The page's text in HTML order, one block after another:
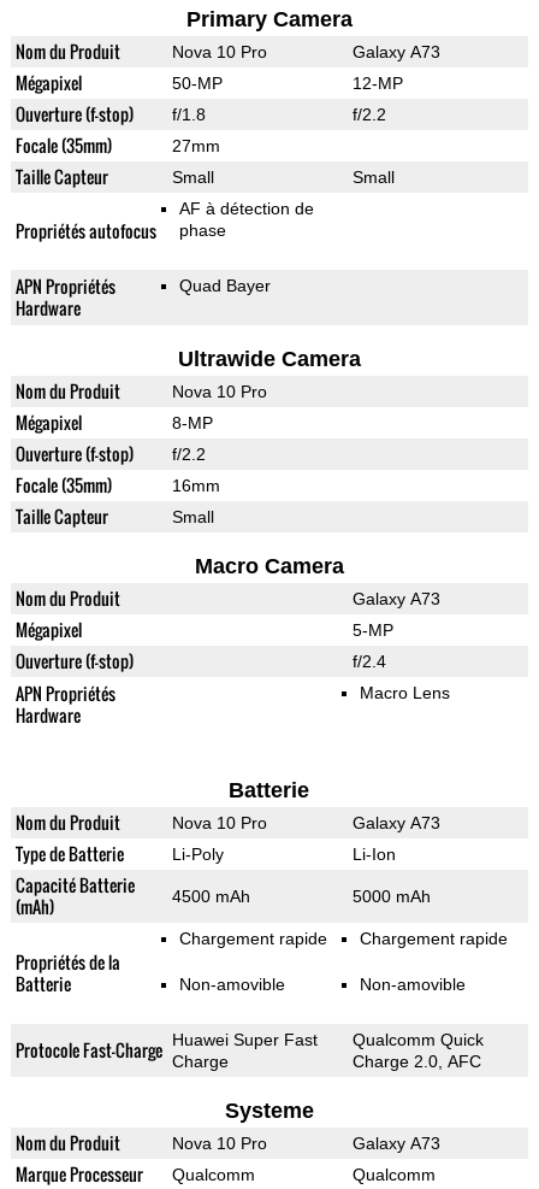
Primary Camera
Nom du Produit Nova 10 Pro Galaxy A73
Mégapixel 50-MP 12-MP
Ouverture (f-stop) f/1.8 f/2.2
Focale (35mm) 27mm
Taille Capteur Small Small
Propriétés autofocus
AF à détection de
phase
APN Propriétés
Hardware
Quad Bayer
Ultrawide Camera
Nom du Produit Nova 10 Pro
Mégapixel 8-MP
Ouverture (f-stop) f/2.2
Focale (35mm) 16mm
Taille Capteur Small
Macro Camera
Nom du Produit Galaxy A73
Mégapixel 5-MP
Ouverture (f-stop) f/2.4
APN Propriétés
Hardware
Macro Lens
Batterie
Nom du Produit Nova 10 Pro Galaxy A73
Type de Batterie Li-Poly Li-Ion
Capacité Batterie
(mAh)
4500 mAh 5000 mAh
Propriétés de la
Batterie
Chargement rapide
Non-amovible
Chargement rapide
Non-amovible
Protocole Fast-Charge Huawei Super Fast
Charge
Qualcomm Quick
Charge 2.0, AFC
Systeme
Nom du Produit Nova 10 Pro Galaxy A73
Marque Processeur Qualcomm Qualcomm